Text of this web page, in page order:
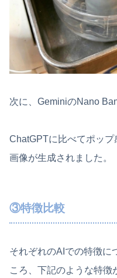
次に、GeminiのNano
ChatGPTに比べてポッ
画像が生成されました。
③特徴比較
それぞれのAIでの特徴に
ころ、下記のような特徴